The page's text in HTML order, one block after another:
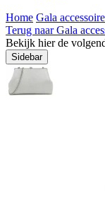
Home Gala
Terug naar Gala
Bekijk hier de
Sidebar